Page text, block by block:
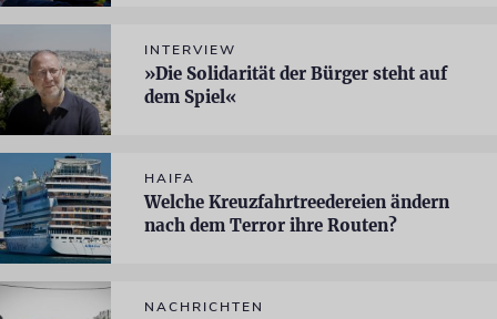
INTERVIEW
»Die Solidarität der Bürger steht auf
dem Spiel«
HAIFA
Welche Kreuzfahrtreedereien ändern
nach dem Terror ihre Routen?
NACHRICHTEN